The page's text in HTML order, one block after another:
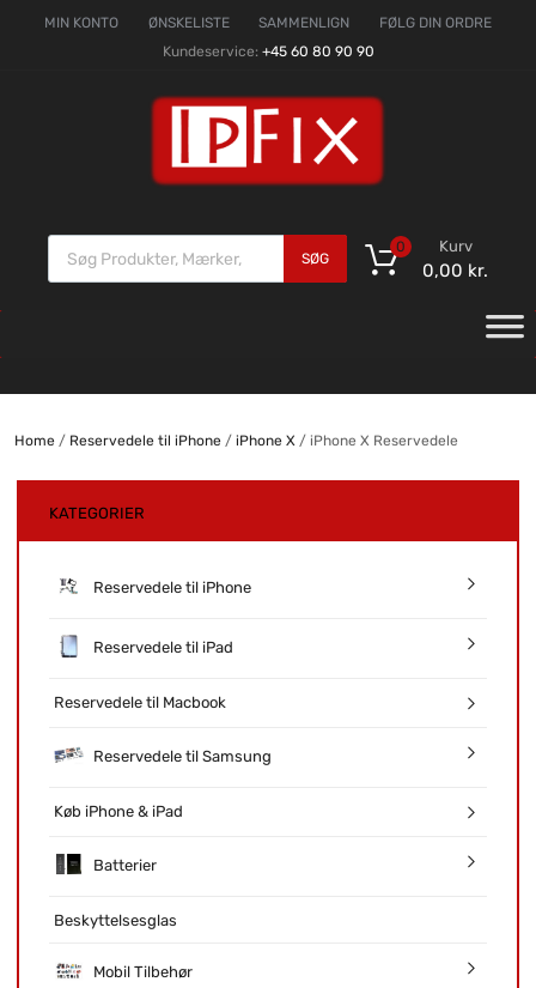
MIN KONTO ØNSKELISTE SAMMENLIGN
FØLG DIN ORDRE
Kundeservice: +45 60 80 90 90
SØG
Kurv
0,00 kr.
0
Home/ Reservedele til iPhone/ iPhone X / iPhone X Reservedele
KATEGORIER
Reservedele til iPhone
Reservedele til iPad
Reservedele til Macbook
Reservedele til Samsung
Køb iPhone & iPad
Batterier
Beskyttelsesglas
Mobil Tilbehør